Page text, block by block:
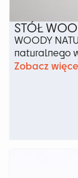
STÓŁ
WOODY
naturalnego
Zobacz